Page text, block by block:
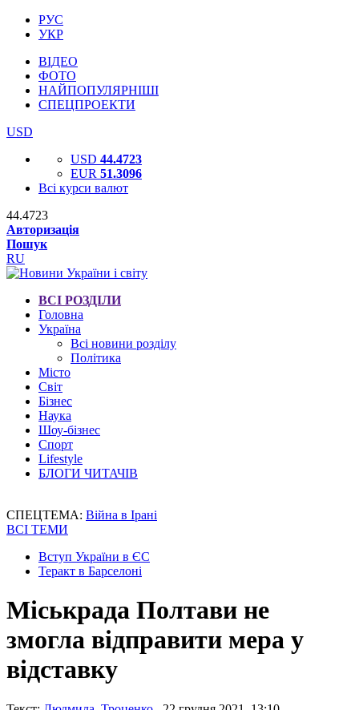
РУС
УКР
ВІДЕО
ФОТО
НАЙПОПУЛЯРНІШІ
СПЕЦПРОЕКТИ
USD
USD 44.4723
EUR 51.3096
Всі курси валют
44.4723
Авторизація
Пошук
RU
ВСІ РОЗДІЛИ
Головна
Україна
Всі новини розділу
Політика
Місто
Світ
Бізнес
Наука
Шоу-бізнес
Спорт
Lifestyle
БЛОГИ ЧИТАЧІВ
СПЕЦТЕМА: Війна в Ірані
ВСІ ТЕМИ
Вступ України в ЄС
Теракт в Барселоні
Міськрада Полтави не
змогла відправити мера у
відставку